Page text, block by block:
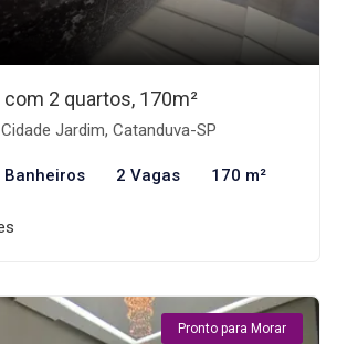
com 2 quartos, 170m²
Jardim, Catanduva-SP
Banheiros 2 Vagas 170 m²
Pronto para Morar